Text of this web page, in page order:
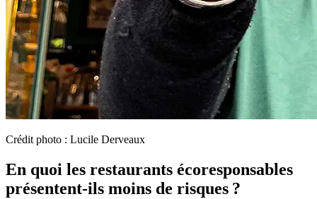
Crédit photo : Lucile Derveaux
En quoi les restaurants écoresponsables
présentent-ils moins de risques ?